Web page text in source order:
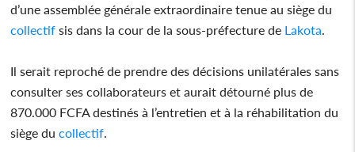
d’une assemblée générale extraordinaire tenue au siège du
collectif sis dans la cour de la sous-préfecture de Lakota.
Il serait reproché de prendre des décisions unilatérales sans
consulter ses collaborateurs et aurait détourné plus de
870.000 FCFA destinés à l’entretien et à la réhabilitation du
siège ducollectif.